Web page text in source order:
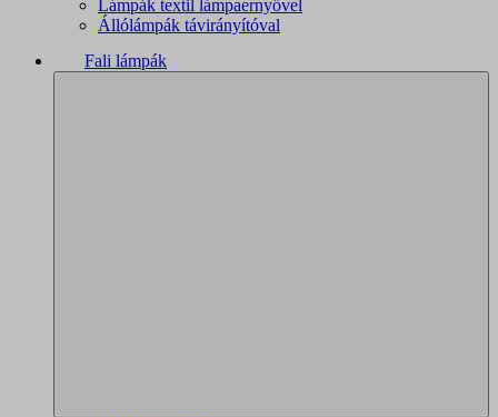
Lámpák textil lámpaernyővel
Állólámpák távirányítóval
Fali lámpák